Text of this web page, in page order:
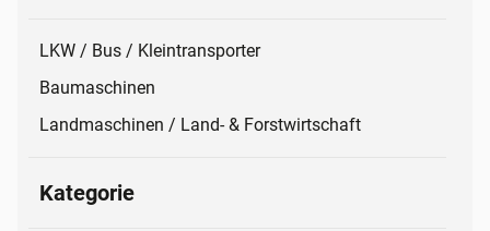
LKW / Bus / Kleintransporter
Baumaschinen
Landmaschinen / Land- & Forstwirtschaft
Kategorie